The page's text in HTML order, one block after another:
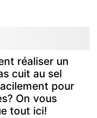
réaliser un
cuit au sel
pour
On vous
tout ici!